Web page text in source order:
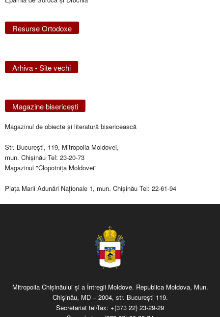
Resurse Ortodoxe
Arhiva - Site vechi
Magazine bisericeşti
Magazinul de obiecte şi literatură bisericească
Str. Bucureşti, 119, Mitropolia Moldovei,
mun. Chişinău Tel: 23-20-73
Magazinul "Clopotniţa Moldovei"
Piaţa Marii Adunări Naţionale 1, mun. Chişinău Tel: 22-61-94
Mitropolia Chişinăului şi a Întregii Moldove. Republica Moldova, Mun.
Chişinău, MD – 2004, str. Bucureşti 119.
Secretariat tel/fax: +(373 22) 23-29-29